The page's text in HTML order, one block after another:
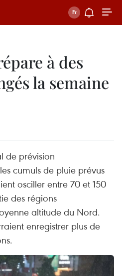
à des
la semaine
de prévision
cumuls de pluie prévus
osciller entre 70 et 150
des régions
altitude du Nord.
enregistrer plus de